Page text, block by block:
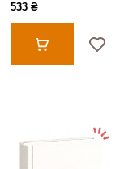
533 ₴